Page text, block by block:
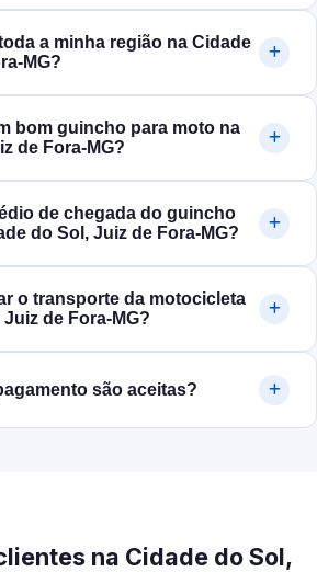
a minha região na Cidade
bom guincho para moto na
de Fora‑MG?
de chegada do guincho
do Sol, Juiz de Fora‑MG?
o transporte da motocicleta
de Fora‑MG?
são aceitas?
na Cidade do Sol,